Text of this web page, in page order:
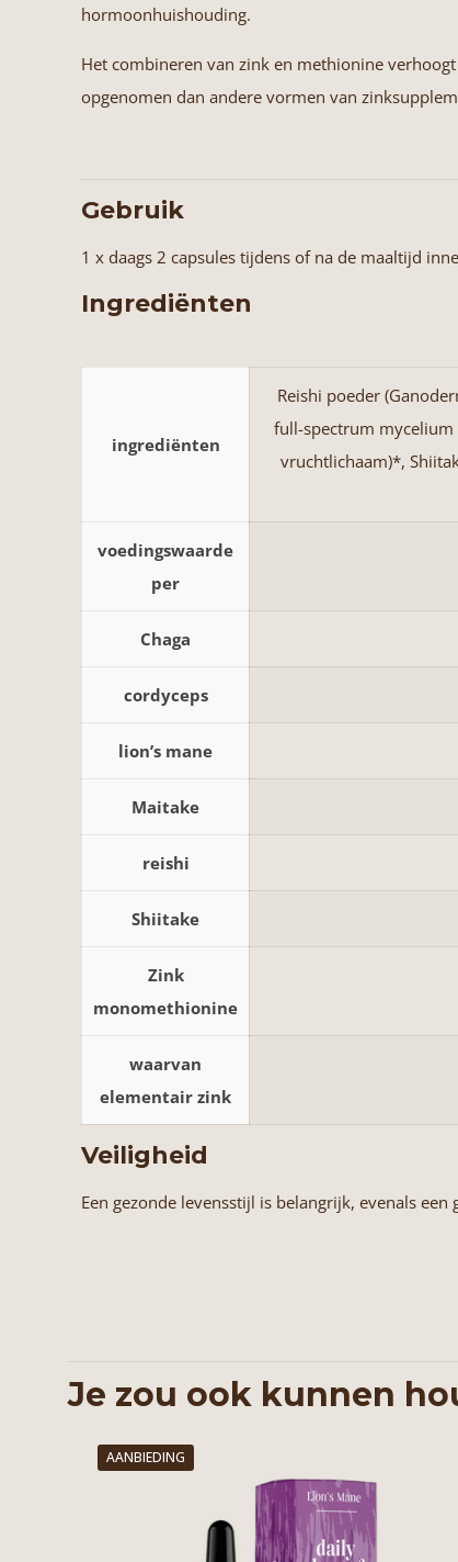
hormoonhuishouding.
Het combineren van zink en methionine
opgenomen dan andere vormen van
Gebruik
1 x daags 2 capsules tijdens of na de maaltijd
Ingrediënten
ingrediënten
Reishi poeder
full-spectrum mycelium
vruchtlichaam)*,
voedingswaarde
per
Chaga
cordyceps
lion’s mane
Maitake
reishi
Shiitake
Zink
monomethionine
waarvan
elementair zink
Veiligheid
Een gezonde levensstijl is belangrijk, evenals
Je zou ook kunnen
AANBIEDING